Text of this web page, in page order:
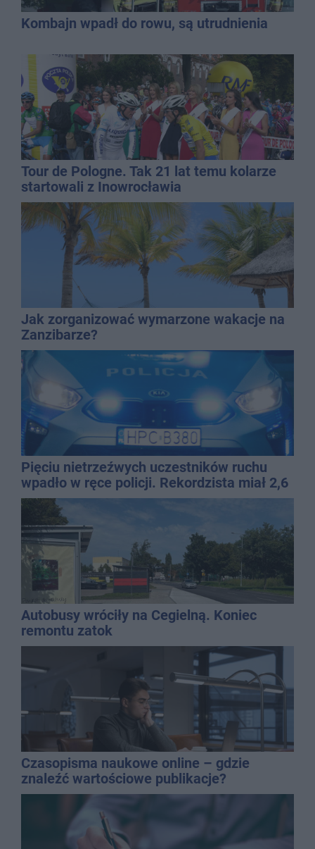
Kombajn wpadł do rowu, są utrudnienia
Tour de Pologne. Tak 21 lat temu kolarze
startowali z Inowrocławia
Jak zorganizować wymarzone wakacje na
Zanzibarze?
Pięciu nietrzeźwych uczestników ruchu
wpadło w ręce policji. Rekordzista miał 2,6
promila
Autobusy wróciły na Cegielną. Koniec
remontu zatok
Czasopisma naukowe online – gdzie
znaleźć wartościowe publikacje?